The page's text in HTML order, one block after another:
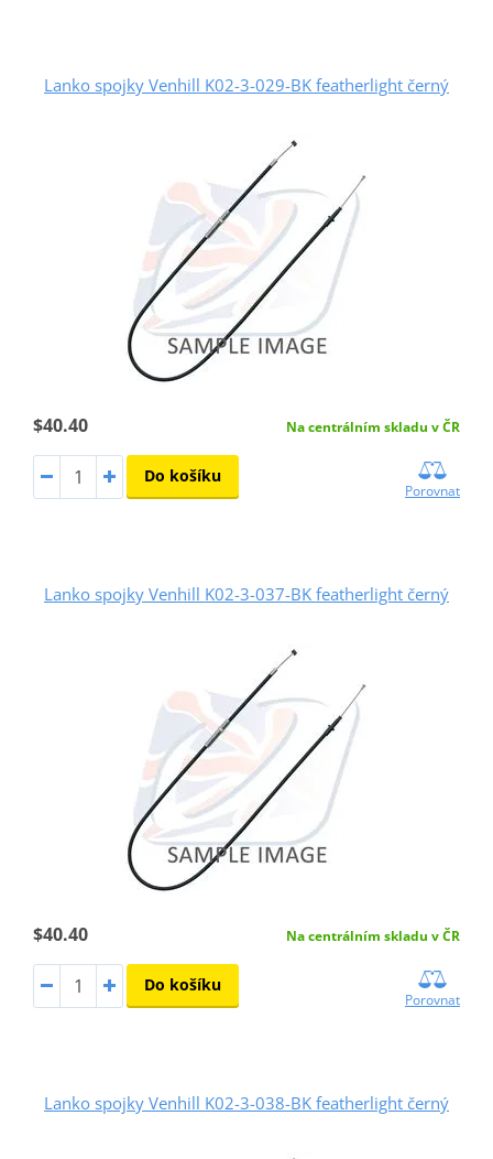
Lanko spojky Venhill K02-3-029-BK featherlight černý
$40.40 Na centrálním skladu v ČR
Do košíku
Porovnat
Lanko spojky Venhill K02-3-037-BK featherlight černý
$40.40 Na centrálním skladu v ČR
Do košíku
Porovnat
Lanko spojky Venhill K02-3-038-BK featherlight černý